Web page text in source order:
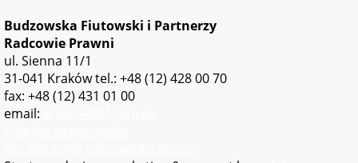
Budzowska Fiutowski i Partnerzy
Radcowie Prawni
ul. Sienna 11/1
31-041 Krakówtel.: +48 (12) 428 00 70
fax: +48 (12) 431 01 00
email: